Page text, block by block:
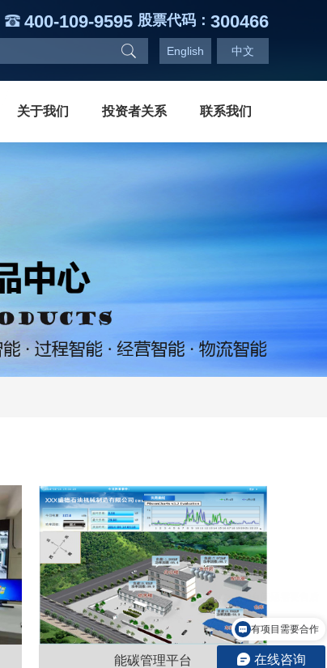
400-109-9595 股票代码： 300466
中文
English
联系我们
投资者关系
关于我们
能碳管理平台 在线咨询
有项目需要合作